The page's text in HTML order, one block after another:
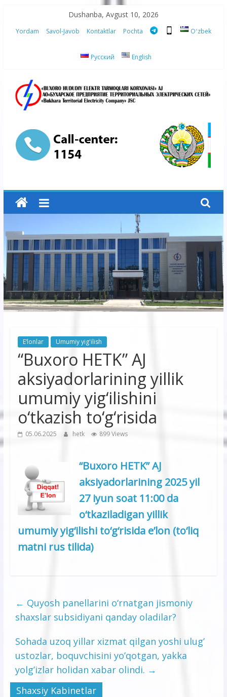
content
Dushanba, Avgust 10, 2026
Yordam Savol-Javob Kontaktlar Pochta Oʻzbek
Русский English
“Buxoro
hududiy
elektr
tarmoqlari
korxonasi”
AJ
“Buxoro
hududiy
korxonasi”
E’lonlar Umumiy yig'ilish
“Buxoro HETK” AJ
aksiyadorlarining yillik
umumiy yig‘ilishini
o‘tkazish to‘g‘risida
05.06.2025 hetk 899 Views
“Buxoro HETK” AJ
aksiyadorlarining 2025 yil
27 iyun soat 11:00 da
o‘tkaziladigan yillik
umumiy yig‘ilishi to‘g‘risida e’lon (to‘liq
matni rus tilida)
← Quyosh panellarini o‘rnatgan jismoniy
shaxslar subsidiyani qanday oladilar?
Sohada uzoq yillar xizmat qilgan yoshi ulug’
ustozlar, boquvchisini yo’qotgan, yakka
yolg’izlar holidan xabar olindi. →
Shaxsiy Kabinetlar